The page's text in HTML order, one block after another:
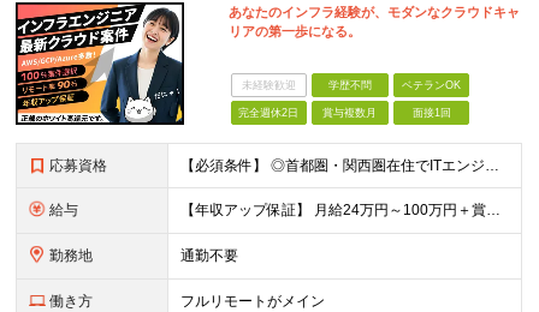
あなたのインフラ経験が、モダンなクラウドキャ
リアの第一歩になる。
未経験歓迎 学歴不問 ベテランOK
完全週休2日 賞与複数月 面接1回
応募資格 【必須条件】 ◎⾸都圏・関⻄圏在住でITエンジニアとしての実務経験が3年以上ある⽅（開発・インフラいずれも歓迎） →⾸都圏（東京、神奈川、千葉、埼⽟）、関⻄圏（⼤阪、兵庫、京都）在住のITエンジニア採
給与 【年収アップ保証】 月給24万円～100万円＋賞与（年3回）＋諸手当 ◆想定年収432万円〜1200万円(経験・スキルを考慮し決定) ※年収アップ保証付帯 ◆基本給には⽉20時間分の固定残業代(31,
勤務地 通勤不要
働き方 フルリモートがメイン